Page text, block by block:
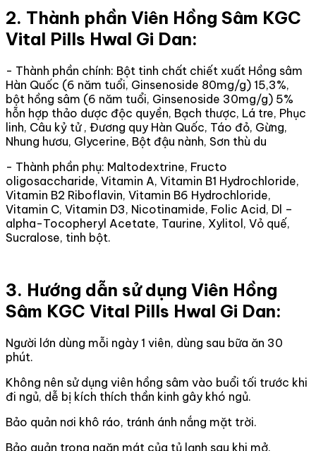
2. Thành phần Viên Hồng Sâm KGC
Vital Pills Hwal Gi Dan:
- Thành phần chính: Bột tinh chất chiết xuất Hồng sâm
Hàn Quốc (6 năm tuổi, Ginsenoside 80mg/g) 15,3%,
bột hồng sâm (6 năm tuổi, Ginsenoside 30mg/g) 5%
hỗn hợp thảo dược độc quyền, Bạch thược, Lá tre, Phục
linh, Câu kỷ tử , Đương quy Hàn Quốc, Táo đỏ, Gừng,
Nhung hươu, Glycerine, Bột đậu nành, Sơn thù du
- Thành phần phụ: Maltodextrine, Fructo
oligosaccharide, Vitamin A, Vitamin B1 Hydrochloride,
Vitamin B2 Riboflavin, Vitamin B6 Hydrochloride,
Vitamin C, Vitamin D3, Nicotinamide, Folic Acid, Dl –
alpha-Tocopheryl Acetate, Taurine, Xylitol, Vỏ quế,
Sucralose, tinh bột.
3. Hướng dẫn sử dụng Viên Hồng
Sâm KGC Vital Pills Hwal Gi Dan:
Người lớn dùng mỗi ngày 1 viên, dùng sau bữa ăn 30
phút.
Không nên sử dụng viên hồng sâm vào buổi tối trước khi
đi ngủ, dễ bị kích thích thần kinh gây khó ngủ.
Bảo quản nơi khô ráo, tránh ánh nắng mặt trời.
Bảo quản trong ngăn mát của tủ lạnh sau khi mở.